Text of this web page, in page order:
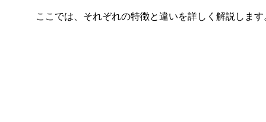
ここでは、それぞれの特徴と違いを詳しく解説します